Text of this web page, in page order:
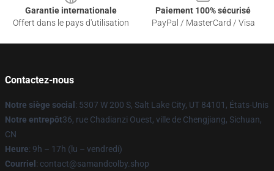
Garantie internationale
Offert dans le pays d'utilisation
Paiement 100% sécurisé
PayPal / MasterCard / Visa
Contactez-nous
Notre siège social: 5307 W 200 S, Salt Lake City, UT 84101, États-Unis
Notre entrepôt36, rue Chadianzi Ouest, ville de Chengjiang, Sichuan,
CN
Heure: 9h – 17h (lu – vendredi)
Courriel: contact@samandcolby.shop